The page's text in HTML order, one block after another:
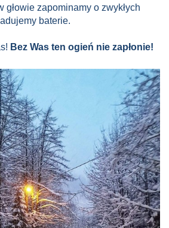
głowie zapominamy o zwykłych
baterie.
Bez Was ten ogień nie zapłonie!